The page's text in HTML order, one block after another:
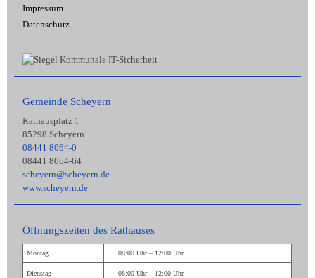
Impressum
Datenschutz
Gemeinde Scheyern
Rathausplatz 1
85298 Scheyern
08441 8064-0
08441 8064-64
scheyern@scheyern.de
www.scheyern.de
Öffnungszeiten des Rathauses
Montag 08:00 Uhr – 12:00 Uhr
Dienstag 08:00 Uhr – 12:00 Uhr